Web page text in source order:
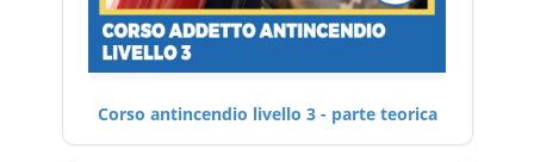
Corso antincendio livello 3 - parte teorica